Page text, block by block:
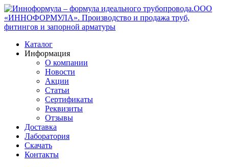
ООО
«ИННОФОРМУЛА». Производство и продажа труб,
фитингов и запорной арматуры
Каталог
Информация
О компании
Новости
Акции
Статьи
Сертификаты
Реквизиты
Отзывы
Доставка
Лаборатория
Скачать
Контакты